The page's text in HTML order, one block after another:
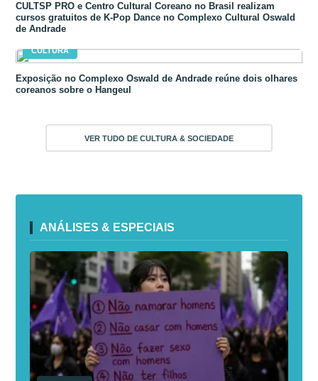
CULTSP PRO e Centro Cultural Coreano no Brasil realizam
cursos gratuitos de K-Pop Dance no Complexo Cultural Oswald
de Andrade
CULTURA
Exposição no Complexo Oswald de Andrade reúne dois olhares
coreanos sobre o Hangeul
VER TUDO DE CULTURA & SOCIEDADE
ANÁLISES & ESPECIAIS